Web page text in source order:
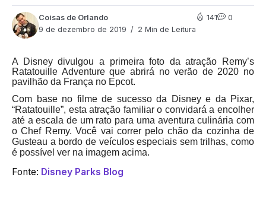
Coisas de Orlando
9 de dezembro de 2019
2 Min de Leitura
141 0
A Disney divulgou a primeira foto da atração
Remy’s
Ratatouille Adventure que abrirá no verão de 2020 no
pavilhão da França no Epcot.
Com base no filme de sucesso da Disney e da Pixar,
“Ratatouille”, esta atração familiar o convidará a encolher
até a escala de um rato para uma aventura culinária com
o Chef Remy. Você vai correr pelo chão da cozinha de
Gusteau a bordo de veículos especiais sem trilhas, como
é possível ver na imagem acima.
Fonte: Disney Parks Blog